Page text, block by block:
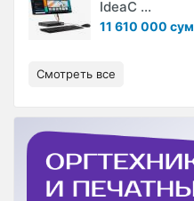
IdeaC ...
11 610 000 сум
Смотреть все